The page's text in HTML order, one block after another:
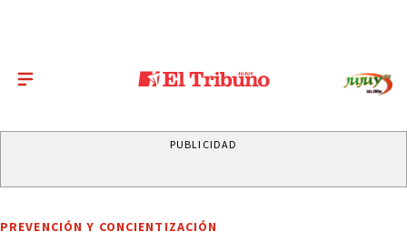
PUBLICIDAD
PREVENCIÓN Y CONCIENTIZACIÓN